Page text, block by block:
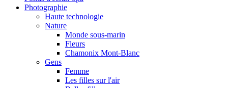
Photographie
Haute technologie
Nature
Monde sous-marin
Fleurs
Chamonix Mont-Blanc
Gens
Femme
Les filles sur l'air